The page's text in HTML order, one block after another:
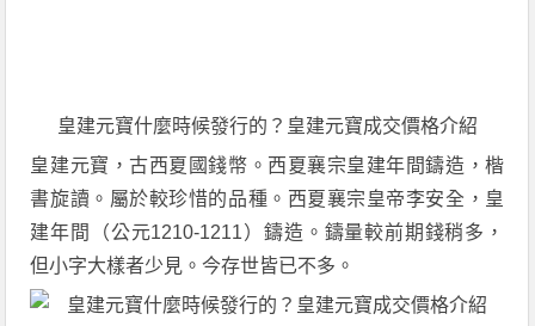
皇建元寶什麼時候發行的？皇建元寶成交價格介紹
皇建元寶，古西夏國錢幣。西夏襄宗皇建年間鑄造，楷
書旋讀。屬於較珍惜的品種。西夏襄宗皇帝李安全，皇
建年間（公元1210-1211）鑄造。鑄量較前期錢稍多，
但小字大樣者少見。今存世皆已不多。